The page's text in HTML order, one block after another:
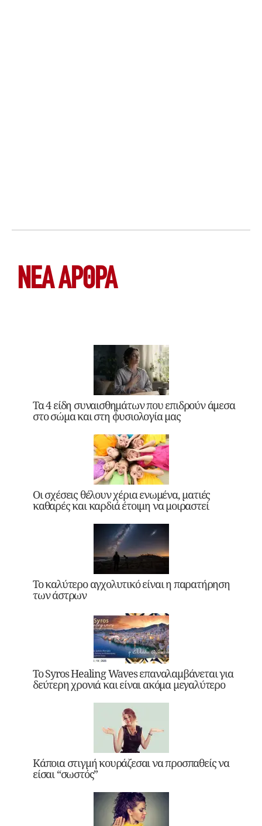
ΝΕΑ ΆΡΘΡΑ
Τα 4 είδη συναισθημάτων που επιδρούν άμεσα
στο σώμα και στη φυσιολογία μας
Οι σχέσεις θέλουν χέρια ενωμένα, ματιές
καθαρές και καρδιά έτοιμη να μοιραστεί
Το καλύτερο αγχολυτικό είναι η παρατήρηση
των άστρων
Το Syros Healing Waves επαναλαμβάνεται για
δεύτερη χρονιά και είναι ακόμα μεγαλύτερο
Κάποια στιγμή κουράζεσαι να προσπαθείς να
είσαι “σωστός”